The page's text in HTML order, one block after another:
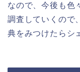
なので、今後も色
調査していくので
典をみつけたらシ